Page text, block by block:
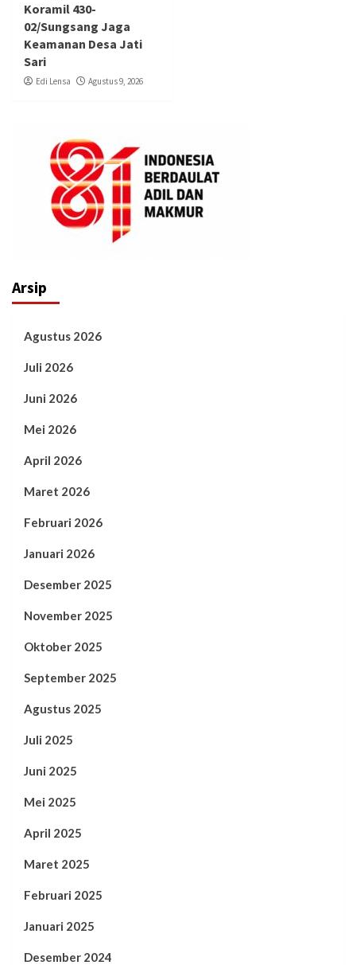
Koramil 430-
02/Sungsang Jaga
Keamanan Desa Jati
Sari
Edi Lensa Agustus 9, 2026
Arsip
Agustus 2026
Juli 2026
Juni 2026
Mei 2026
April 2026
Maret 2026
Februari 2026
Januari 2026
Desember 2025
November 2025
Oktober 2025
September 2025
Agustus 2025
Juli 2025
Juni 2025
Mei 2025
April 2025
Maret 2025
Februari 2025
Januari 2025
Desember 2024